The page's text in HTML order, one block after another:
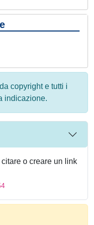
copyright e tutti i
indicazione.
o creare un link